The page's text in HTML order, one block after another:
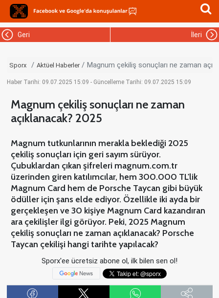
Geri İleri
Sporx Aktüel Haberler Magnum çekiliş sonuçları ne zaman
Haber Tarihi: 09.07.2025 15:09 - Güncelleme Tarihi: 09.07.2025 15:09
Magnum çekiliş sonuçları ne zaman
açıklanacak? 2025
Magnum tutkunlarının merakla beklediği 2025
çekiliş sonuçları için geri sayım sürüyor.
Çubuklardan çıkan şifreleri magnum.com.tr
üzerinden giren katılımcılar, hem 300.000 TL'lik
Magnum Card hem de Porsche Taycan gibi büyük
ödüller için şans elde ediyor. Özellikle iki ayda bir
gerçekleşen ve 30 kişiye Magnum Card kazandıran
ara çekilişler ilgi görüyor. Peki, 2025 Magnum
çekiliş sonuçları ne zaman açıklanacak? Porsche
Taycan çekilişi hangi tarihte yapılacak?
Sporx'ee ücretsiz abone ol, ilk bilen sen ol!